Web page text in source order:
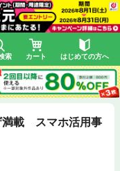
索 カート はじめての方へ
満載 スマホ活用事